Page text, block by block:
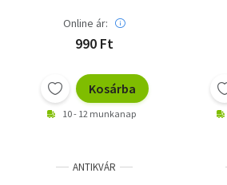
Online ár:
990 Ft
Kosárba
10 - 12 munkanap
ANTIKVÁR